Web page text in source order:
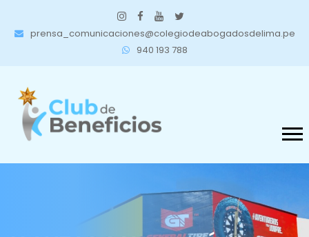
prensa_comunicaciones@colegiodeabogadosdelima.pe
940 193 788